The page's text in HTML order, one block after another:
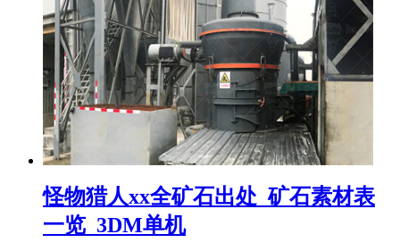
怪物猎人xx全矿石出处_矿石素材表
一览_3DM单机